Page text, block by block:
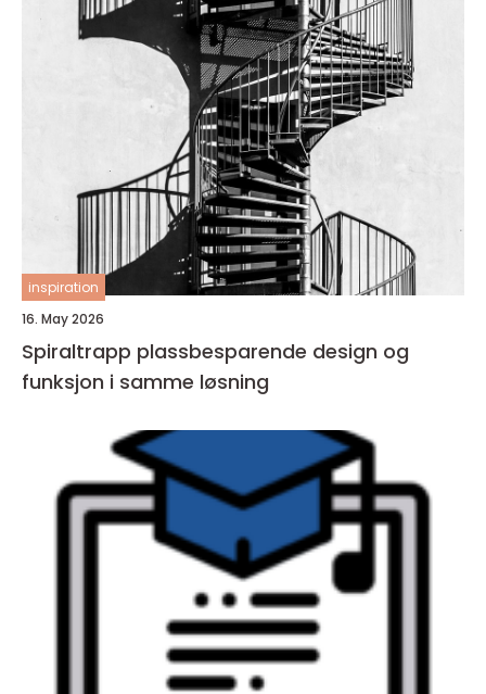
inspiration
16. May 2026
Spiraltrapp plassbesparende design og
funksjon i samme løsning